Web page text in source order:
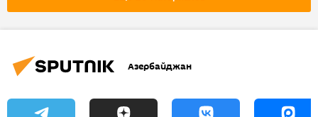
Азербайджан